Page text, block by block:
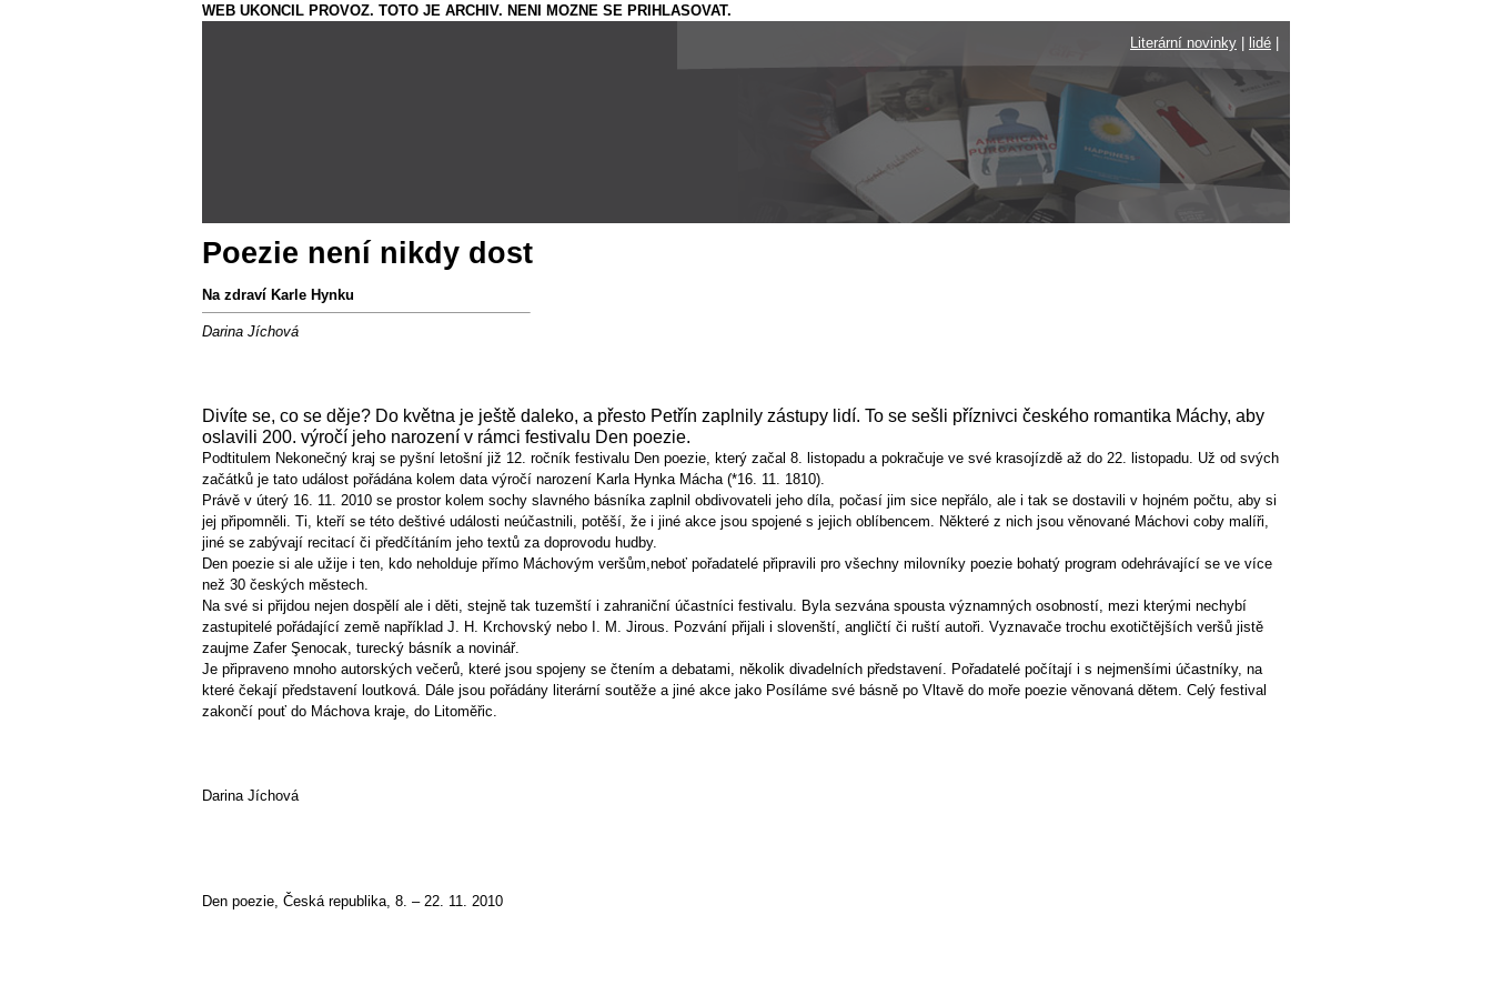
WEB UKONCIL PROVOZ. TOTO JE ARCHIV. NENI MOZNE SE PRIHLASOVAT.
Literární novinky
lidé
Poezie není nikdy dost
Na zdraví Karle Hynku
Darina Jíchová
Divíte se, co se děje? Do května je ještě daleko, a přesto Petřín zaplnily zástupy lidí. To se sešli příznivci českého romantika Máchy, aby
oslavili 200. výročí jeho narození v rámci festivalu Den poezie.
Podtitulem Nekonečný kraj se pyšní letošní již 12. ročník festivalu Den poezie, který začal 8. listopadu a pokračuje ve své krasojízdě až do 22. listopadu. Už od svých
začátků je tato událost pořádána kolem data výročí narození Karla Hynka Mácha (*16. 11. 1810).
Právě v úterý 16. 11. 2010 se prostor kolem sochy slavného básníka zaplnil obdivovateli jeho díla, počasí jim sice nepřálo, ale i tak se dostavili v hojném počtu, aby si
jej připomněli. Ti, kteří se této deštivé události neúčastnili, potěší, že i jiné akce jsou spojené s jejich oblíbencem. Některé z nich jsou věnované Máchovi coby malíři,
jiné se zabývají recitací či předčítáním jeho textů za doprovodu hudby.
Den poezie si ale užije i ten, kdo neholduje přímo Máchovým veršům,neboť pořadatelé připravili pro všechny milovníky poezie bohatý program odehrávající se ve více
než 30 českých městech.
Na své si přijdou nejen dospělí ale i děti, stejně tak tuzemští i zahraniční účastníci festivalu. Byla sezvána spousta významných osobností, mezi kterými nechybí
zastupitelé pořádající země například J. H. Krchovský nebo I. M. Jirous. Pozvání přijali i slovenští, angličtí či ruští autoři. Vyznavače trochu exotičtějších veršů jistě
zaujme Zafer Şenocak, turecký básník a novinář.
Je připraveno mnoho autorských večerů, které jsou spojeny se čtením a debatami, několik divadelních představení. Pořadatelé počítají i s nejmenšími účastníky, na
které čekají představení loutková. Dále jsou pořádány literární soutěže a jiné akce jako Posíláme své básně po Vltavě do moře poezie věnovaná dětem. Celý festival
zakončí pouť do Máchova kraje, do Litoměřic.
Darina Jíchová
Den poezie, Česká republika, 8. – 22. 11. 2010